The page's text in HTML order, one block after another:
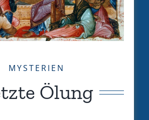
MYSTERIEN
Ölung